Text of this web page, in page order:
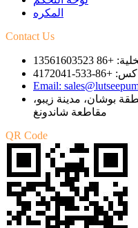
المكره
Contact Us
+86 13561603523
+86-533-4172041
Email:
منطقة بوشان، مدينة زيبو،
مقاطعة شاندونغ
QR Code